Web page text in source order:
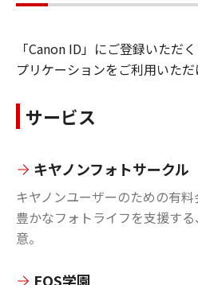
「Canon ID」にご登録いただ
プリケーションをご利用いただ
サービス
キヤノンフォトサークル
キヤノンユーザーのための有
豊かなフォトライフを支援す
意。
EOS学園